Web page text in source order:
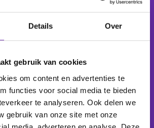
Details Over
gebruik van cookies
om content en advertenties te
functies voor social media te bieden
te analyseren. Ook delen we
gebruik van onze site met onze
400 domeinnamen
1.039.245 domeinnamenvoor
277.857 klanten.
Producten
Domeinnaam